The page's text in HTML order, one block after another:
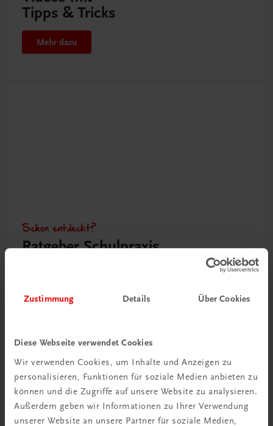
Zustimmung Details Über Cookies
Diese Webseite verwendet Cookies
Wir verwenden Cookies, um Inhalte und Anzeigen zu
personalisieren, Funktionen für soziale Medien anbieten zu
können und die Zugriffe auf unsere Website zu analysieren.
Außerdem geben wir Informationen zu Ihrer Verwendung
unserer Website an unsere Partner für soziale Medien,
Tipps & Tricks
Mehr dazu
Schon entdeckt?
Ratgeber Schulpraxis